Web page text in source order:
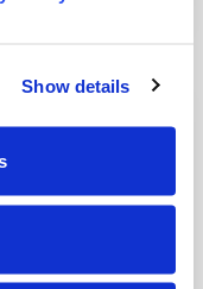
Show details